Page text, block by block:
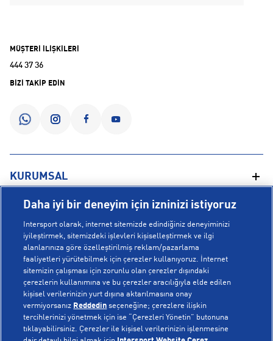
MÜŞTERİ İLİŞKİLERİ
444 37 36
BİZİ TAKİP EDİN
KURUMSAL
Hakkımızda
Mağazalarımız
Bilgi Toplumu Hizmetleri
Gizlilik Politikası
İşlem Rehberi
Kampanyalar
YARDIM
Sipariş Takibi
İptal & İade
Sıkça Sorulan Sorular
Yetkili Servis Listesi
POPÜLER KOLEKSİYONLAR
Voleybol Milli Takım Formaları
New Balance 408
© Copyright INTERSPORT 2026
Daha iyi bir deneyim için izninizi istiyoruz
Intersport olarak, internet sitemizde edindiğiniz deneyiminizi
iyileştirmek, sitemizdeki işlevleri kişiselleştirmek ve ilgi
alanlarınıza göre özelleştirilmiş reklam/pazarlama
faaliyetleri yürütebilmek için çerezler kullanıyoruz. İnternet
sitemizin çalışması için zorunlu olan çerezler dışındaki
çerezlerin kullanımına ve bu çerezler aracılığıyla elde edilen
kişisel verilerinizin yurt dışına aktarılmasına onay
vermiyorsanız Reddedin seçeneğine; çerezlere ilişkin
tercihlerinizi yönetmek için ise “Çerezleri Yönetin” butonuna
tıklayabilirsiniz. Çerezler ile kişisel verilerinizin işlenmesine